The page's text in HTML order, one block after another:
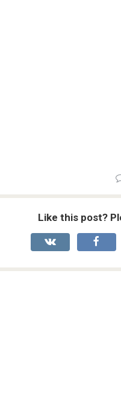
Like this post?